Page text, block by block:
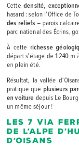
Cettedensité,
hasard : selon l’Office de
des reliefs – parois
parc national des Écrins,
À cette richesse
départ s’étage de 1 240
en plein été.
Résultat, la vallée
pratique que plusieurs
en voiture depuis Le
un même séjour !
Les 7 via
de l’Alpe
d’Oisans